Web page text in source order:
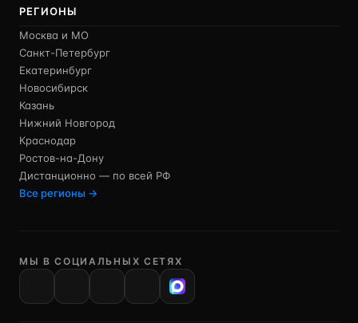
РЕГИОНЫ
Москва и МО
Санкт-Петербург
Екатеринбург
Новосибирск
Казань
Нижний Новгород
Краснодар
Ростов-на-Дону
Дистанционно — по всей РФ
Все регионы →
МЫ В СОЦИАЛЬНЫХ СЕТЯХ